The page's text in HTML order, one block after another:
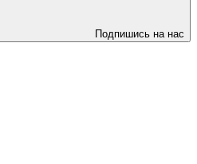
Подпишись на нас